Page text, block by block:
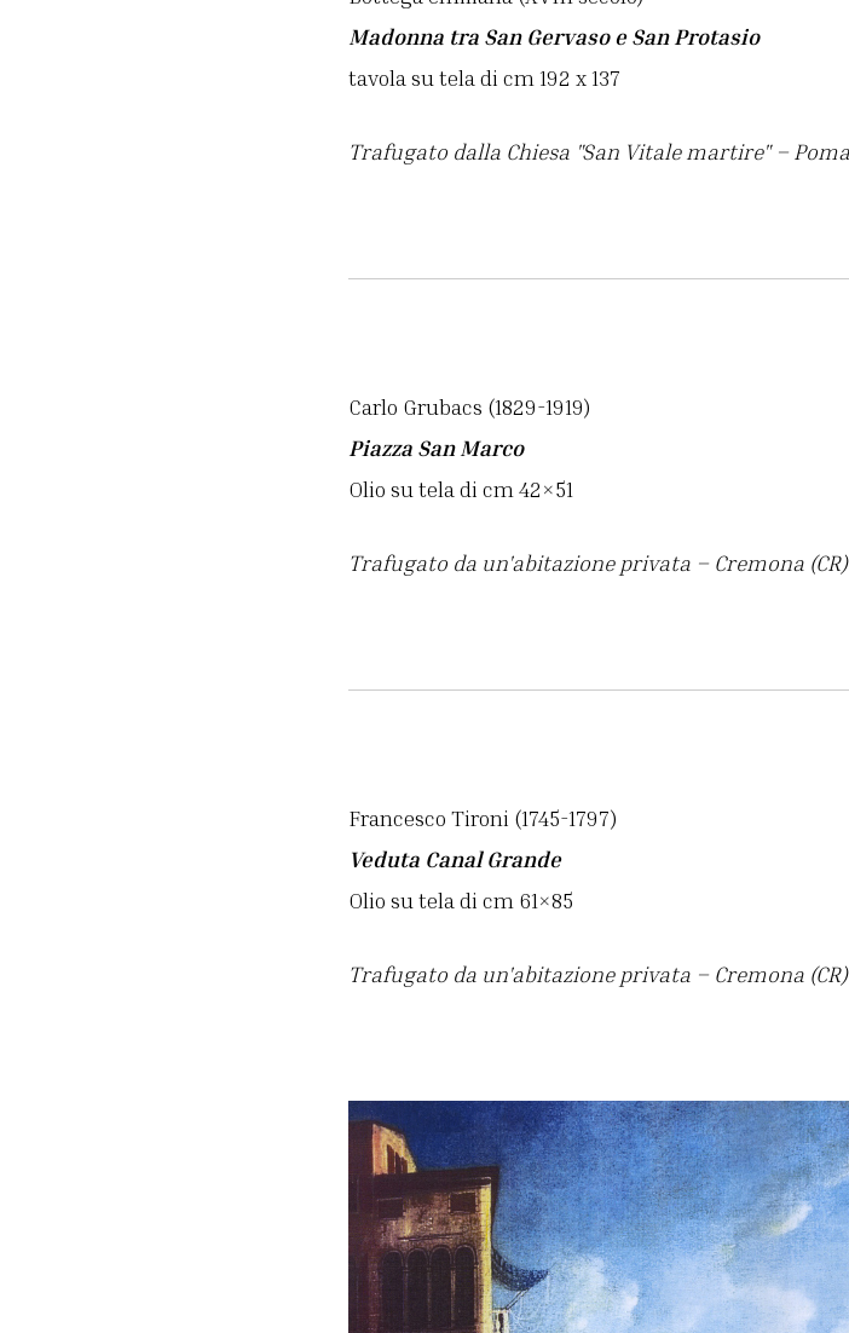
Madonna tra San Gervaso e San Protasio
tavola su tela di cm 192 x 137
Trafugato dalla Chiesa "San Vitale martire" –
Carlo Grubacs (1829-1919)
Piazza San Marco
Olio su tela di cm 42×51
Trafugato da un'abitazione privata – Cremona
Francesco Tironi (1745-1797)
Veduta Canal Grande
Olio su tela di cm 61×85
Trafugato da un'abitazione privata – Cremona